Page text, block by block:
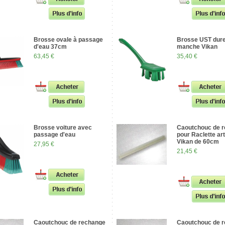
Brosse ovale à passage
d'eau 37cm
63,45 €
Brosse UST
manche Vikan
35,40 €
Brosse voiture avec
passage d'eau
27,95 €
Caoutchouc de
pour Raclette
Vikan de 60cm
21,45 €
Caoutchouc de rechange Caoutchouc de